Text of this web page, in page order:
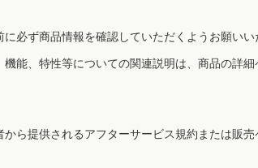
必ず商品情報を確認していただくようお願いい
能、特性等についての関連説明は、商品の詳
ら提供されるアフターサービス規約または販